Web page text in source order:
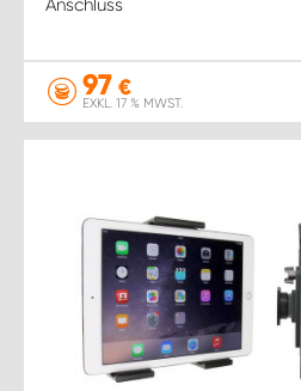
Anschluss
97 €
EXKL. 17 % MWST.